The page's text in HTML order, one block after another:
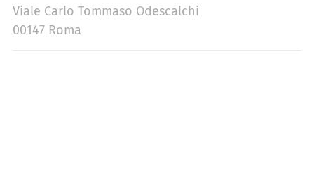
Viale Carlo Tommaso Odescalchi
00147 Roma